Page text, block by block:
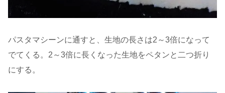
パスタマシーンに通すと、生地の長さは2～3倍になって
でてくる。2～3倍に長くなった生地をペタンと二つ折り
にする。